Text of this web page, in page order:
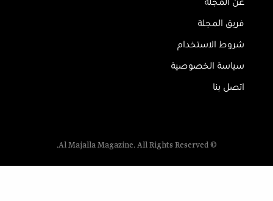
عن المجلة
فريق المجلة
شروط الاستخدام
سياسة الخصوصية
اتصل بنا
© Al Majalla Magazine. All Rights Reserved.